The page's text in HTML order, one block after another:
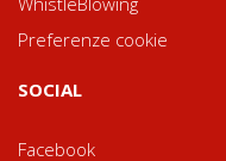
Preferenze cookie
SOCIAL
Facebook